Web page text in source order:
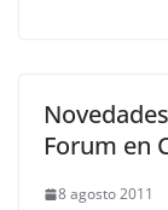
Forum en
8 agosto 2011